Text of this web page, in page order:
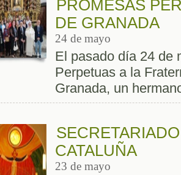
PROMESAS
DE GRANADA
24 de mayo
El pasado día 24 de
Perpetuas a la
Granada, un
CATALUÑA
23 de mayo